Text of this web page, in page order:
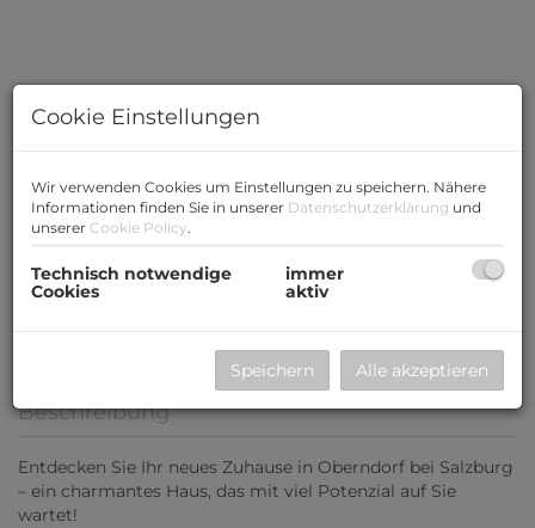
Beschreibung
Entdecken Sie Ihr neues Zuhause in Oberndorf bei Salzburg
– ein charmantes Haus, das mit viel Potenzial auf Sie
wartet!
Cookie Einstellungen
Wir verwenden Cookies um Einstellungen zu speichern. Nähere
Informationen finden Sie in unserer Datenschutzerklärung und
unserer Cookie Policy.
Technisch notwendige
Cookies
immer
aktiv
Speichern Alle akzeptieren